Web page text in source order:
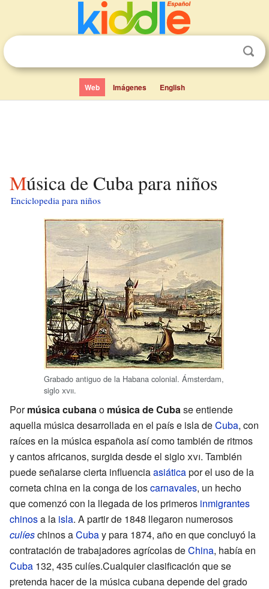
Web Imágenes English
Música de Cuba para niños
Enciclopedia para niños
Grabado antiguo de la Habana colonial. Ámsterdam,
siglo xvii.
Pormúsica cubana o música de Cuba se entiende
aquella música desarrollada en el país e isla deCuba, con
raíces en la música española así como también de ritmos
y cantos africanos, surgida desde el sigloxvi. También
puede señalarse cierta influenciaasiáticapor el uso de la
corneta china en la conga de loscarnavales, un hecho
que comenzó con la llegada de los primeros inmigrantes
chinosa la isla. A partir de 1848 llegaron numerosos
culíeschinos aCubay para 1874, año en que concluyó la
contratación de trabajadores agrícolas deChina, había en
Cuba 132, 435 culíes.Cualquier clasificación que se
pretenda hacer de la música cubana depende del grado